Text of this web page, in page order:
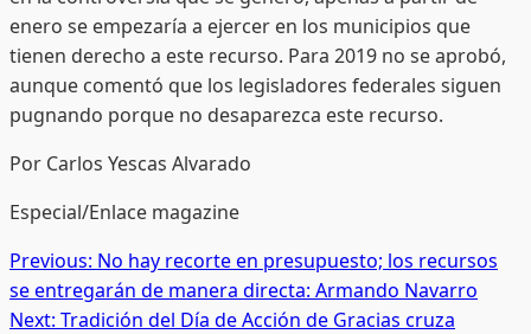
enero se empezaría a ejercer en los municipios que
tienen derecho a este recurso. Para 2019 no se aprobó,
aunque comentó que los legisladores federales siguen
pugnando porque no desaparezca este recurso.
Por Carlos Yescas Alvarado
Especial/Enlace magazine
Post
navigation
Previous: No hay recorte en presupuesto; los recursos
se entregarán de manera directa: Armando Navarro
Next: Tradición del Día de Acción de Gracias cruza